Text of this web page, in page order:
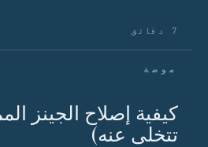
7 دقائق
موضة
كيفية إصلاح الجينز
تتخلى عنه)